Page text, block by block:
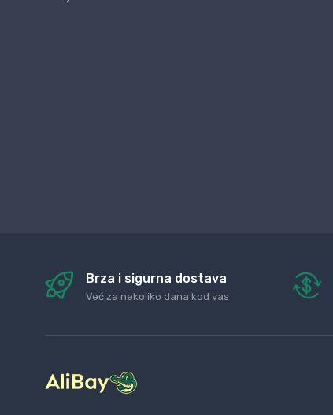
Brza i sigurna dostava
Već za nekoliko dana kod vas